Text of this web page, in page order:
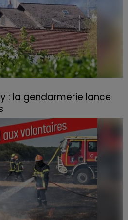
: la gendarmerie lance
de se propager au
détruit deux habitations et
d'une centaine de personnes.